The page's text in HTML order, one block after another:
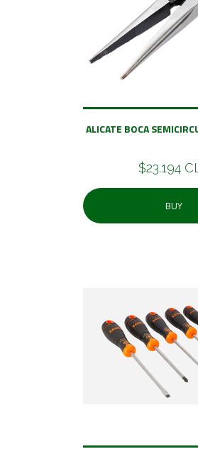
ALICATE BOCA
$23.194
BUY